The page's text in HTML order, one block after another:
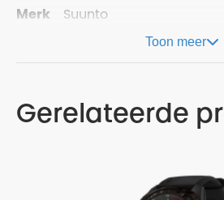
Merk Suunto
Toon meer
Gerelateerde